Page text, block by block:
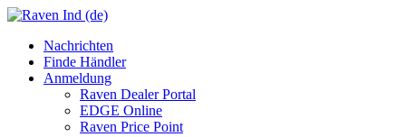
Nachrichten
Finde Händler
Anmeldung
Raven Dealer Portal
EDGE Online
Raven Price Point